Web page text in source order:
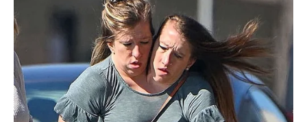
(foto: instagram/tesherrrr)
Daftar isi